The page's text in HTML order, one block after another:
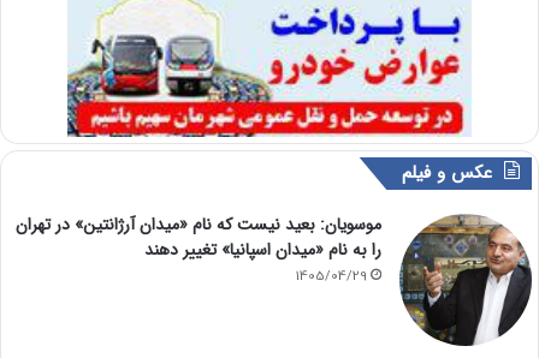
عکس و فیلم
موسویان: بعید نیست که نام «میدان آرژانتین» در تهران
را به نام «میدان اسپانیا» تغییر دهند
1405/04/29